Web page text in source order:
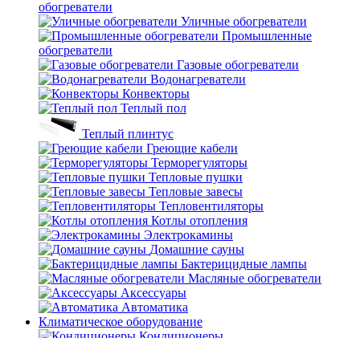
обогреватели
Уличные обогреватели
Промышленные
обогреватели
Газовые обогреватели
Водонагреватели
Конвекторы
Теплый пол
Теплый плинтус
Греющие кабели
Терморегуляторы
Тепловые пушки
Тепловые завесы
Тепловентиляторы
Котлы отопления
Электрокамины
Домашние сауны
Бактерицидные лампы
Масляные обогреватели
Аксессуары
Автоматика
Климатическое оборудование